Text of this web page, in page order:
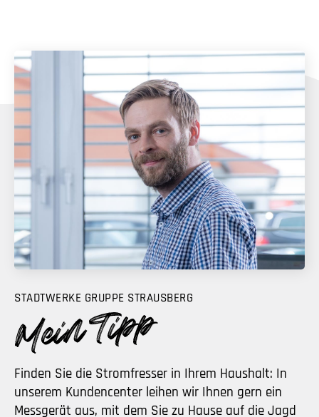
STADTWERKE GRUPPE STRAUSBERG
Finden Sie die Stromfresser in Ihrem Haushalt: In
unserem Kundencenter leihen wir Ihnen gern ein
Messgerät aus, mit dem Sie zu Hause auf die Jagd